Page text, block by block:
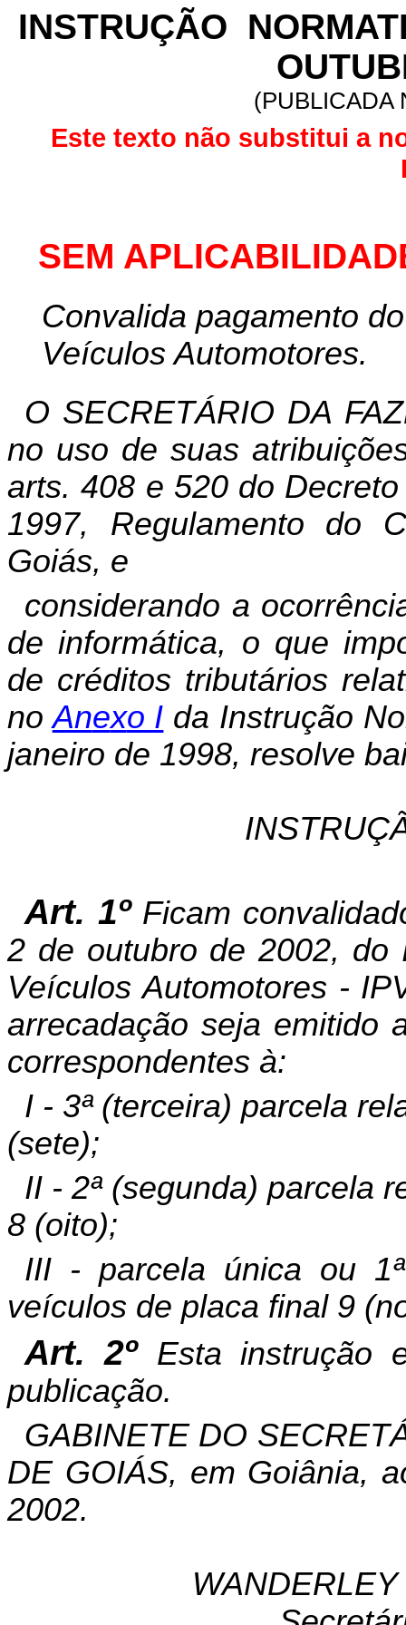
INSTRUÇÃO
(PUBLICADA
Este texto não substitui a
SEM
Convalida pagamento
Veículos Automotores.
O SECRETÁRIO DA
no uso de suas
arts. 408 e 520 do
1997, Regulamento do
Goiás, e
considerando a
de informática, o que
de créditos tributários
noAnexo I da Instrução
janeiro de 1998, resolve
Art. 1º Ficam
2 de outubro de 2002, do
Veículos Automotores -
arrecadação seja emitido
correspondentes à:
I - 3ª (terceira) parcela
(sete);
II - 2ª (segunda) parcela
8 (oito);
III - parcela única ou
veículos de placa final 9
Art. 2º Esta instrução
publicação.
GABINETE DO
DE GOIÁS, em Goiânia,
2002.